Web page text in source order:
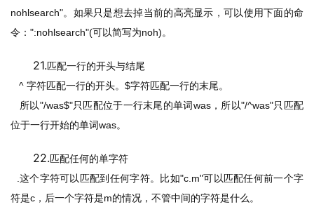
nohlsearch"。如果只是想去掉当前的高亮显示，可以使用下面的命
令： ":nohlsearch"(可以简写为noh)。
21.匹配一行的开头与结尾
^ 字符匹配一行的开头。 $字符匹配一行的末尾。
所以"/was$"只匹配位于一行末尾的单词was，所以"/^was"只匹配
位于一行开始的单词was。
22.匹配任何的单字符
.这个字符可以匹配到任何字符。比如"c.m"可以匹配任何前一个字
符是c ，后一个字符是m的情况，不管中间的字符是什么。